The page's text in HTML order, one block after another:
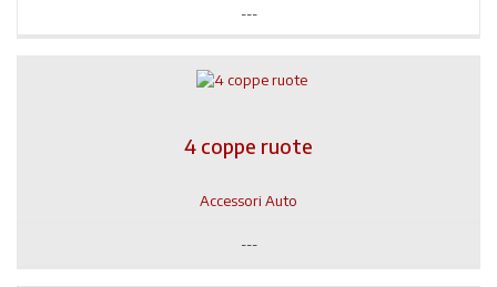
---
4 coppe ruote
Accessori Auto
---